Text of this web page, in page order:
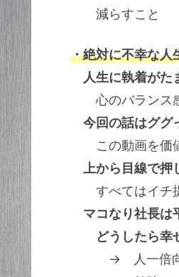
減らすこと
・絶対に不幸な人
人生に執着がた
心のバランス
今回の話はググ
この動画を価
上から目線で押
すべてはイチ
マコなり社長は
どうしたら幸
→ 人一倍向か